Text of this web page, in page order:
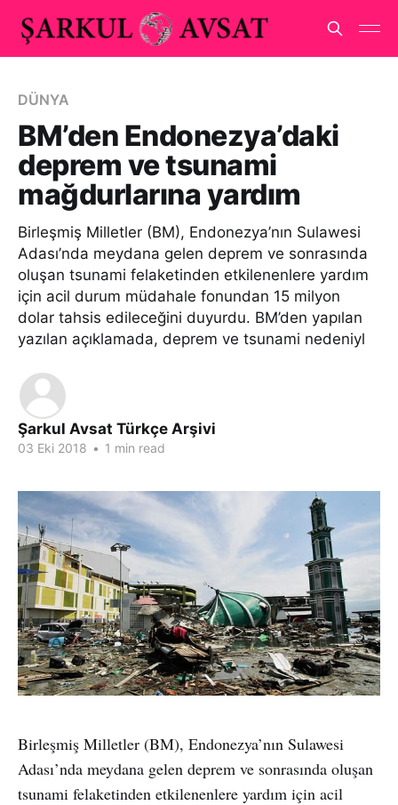
DÜNYA
BM’den Endonezya’daki
deprem ve tsunami
mağdurlarına yardım
Birleşmiş Milletler (BM), Endonezya’nın Sulawesi
Adası’nda meydana gelen deprem ve sonrasında
oluşan tsunami felaketinden etkilenenlere yardım
için acil durum müdahale fonundan 15 milyon
dolar tahsis edileceğini duyurdu. BM’den yapılan
yazılan açıklamada, deprem ve tsunami nedeniyl
Şarkul Avsat Türkçe Arşivi
03 Eki 2018 • 1 min read
Birleşmiş Milletler (BM), Endonezya’nın Sulawesi
Adası’nda meydana gelen deprem ve sonrasında oluşan
tsunami felaketinden etkilenenlere yardım için acil